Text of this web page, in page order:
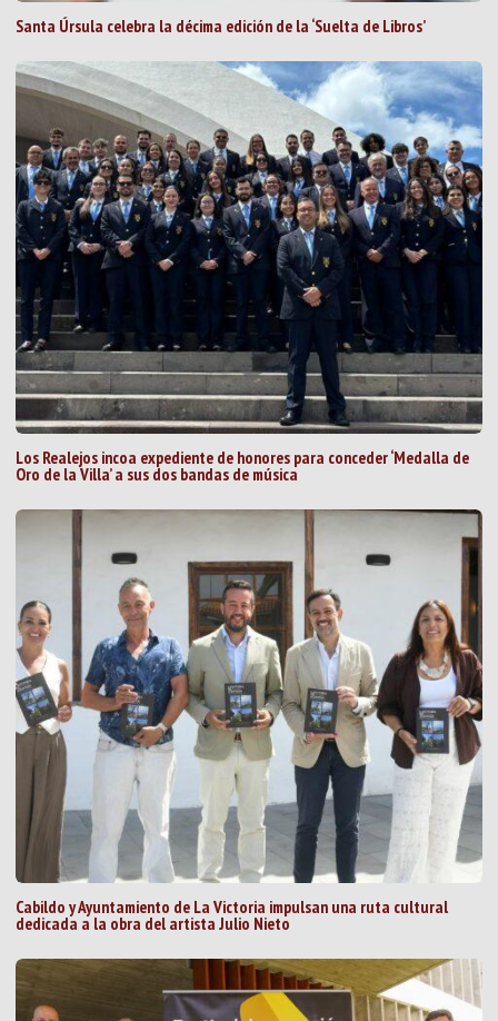
Santa Úrsula celebra la décima edición de la ‘Suelta de Libros’
Los Realejos incoa expediente de honores para conceder ‘Medalla de
Oro de la Villa’ a sus dos bandas de música
Cabildo y Ayuntamiento de La Victoria impulsan una ruta cultural
dedicada a la obra del artista Julio Nieto